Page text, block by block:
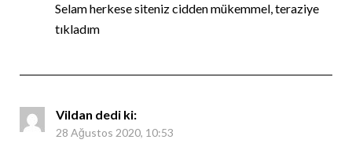
Selam herkese siteniz cidden mükemmel, teraziye
tıkladım
Vildan dedi ki:
28 Ağustos 2020, 10:53